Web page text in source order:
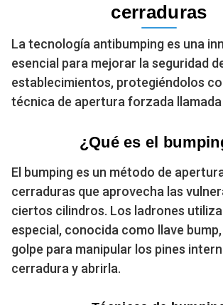
cerraduras
La tecnología antibumping es una
esencial para mejorar la seguridad
establecimientos, protegiéndolos
técnica de apertura forzada llamada
¿Qué es el
El bumping es un método de
cerraduras que aprovecha las
ciertos cilindros. Los ladrones
especial, conocida como llave
golpe para manipular los pines
cerradura y abrirla.